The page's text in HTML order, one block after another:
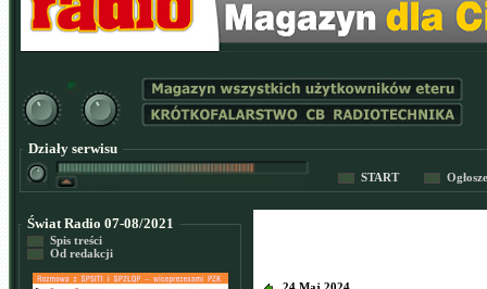
Działy serwisu
START
Świat Radio 07-08/2021
Spis treści
Od redakcji